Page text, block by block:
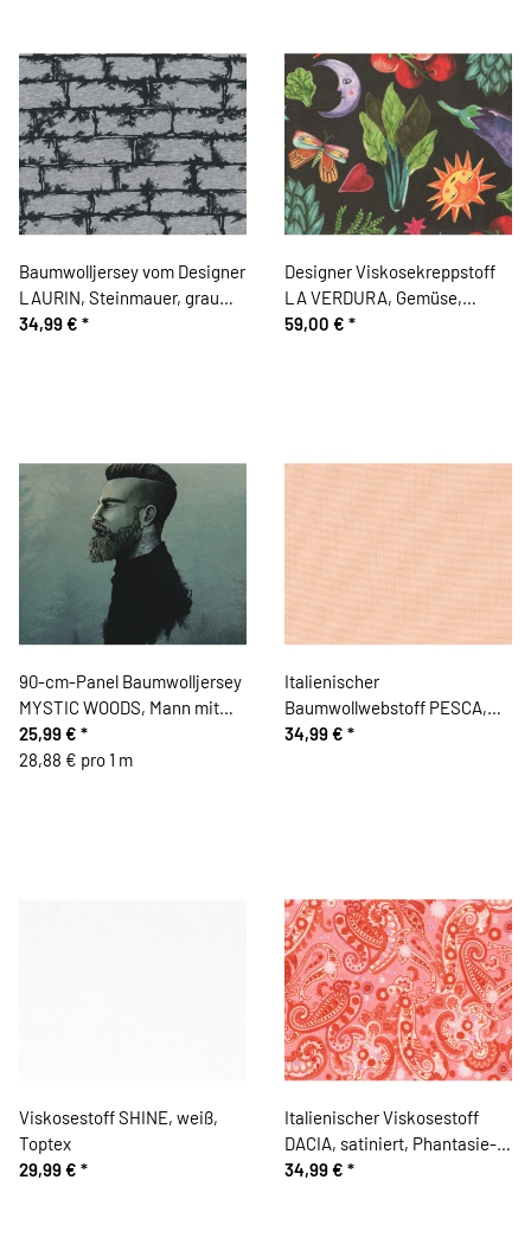
Baumwolljersey vom Designer
LAURIN, Steinmauer, grau
meliert-schwarz
34,99 € *
Designer Viskosekreppstoff
LA VERDURA, Gemüse,
schwarz
59,00 € *
90-cm-Panel Baumwolljersey
MYSTIC WOODS, Mann mit
Tatoo, grüngrau,Thorsten
Berger
25,99 € *
28,88 € pro 1 m
Italienischer
Baumwollwebstoff PESCA,
Melange-Optik, aprikot
34,99 € *
Viskosestoff SHINE, weiß,
Toptex
29,99 € *
Italienischer Viskosestoff
DACIA, satiniert, Phantasie-
Paisley, rosa-rot
34,99 € *